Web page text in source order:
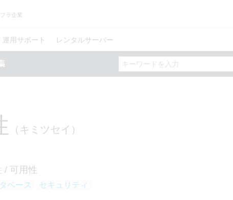
ラ企業
運用サポート レンタルサーバー
（キミツセイ）
/ 可用性
ベース セキュリティ